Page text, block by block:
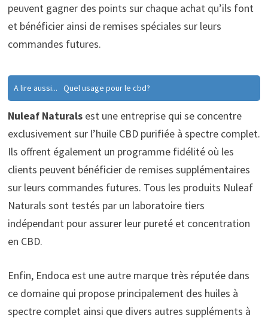
peuvent gagner des points sur chaque achat qu’ils font
et bénéficier ainsi de remises spéciales sur leurs
commandes futures.
A lire aussi... Quel usage pour le cbd?
Nuleaf Naturalsest une entreprise qui se concentre
exclusivement sur l’huile CBD purifiée à spectre complet.
Ils offrent également un programme fidélité où les
clients peuvent bénéficier de remises supplémentaires
sur leurs commandes futures. Tous les produits Nuleaf
Naturals sont testés par un laboratoire tiers
indépendant pour assurer leur pureté et concentration
en CBD.
Enfin, Endoca est une autre marque très réputée dans
ce domaine qui propose principalement des huiles à
spectre complet ainsi que divers autres suppléments à